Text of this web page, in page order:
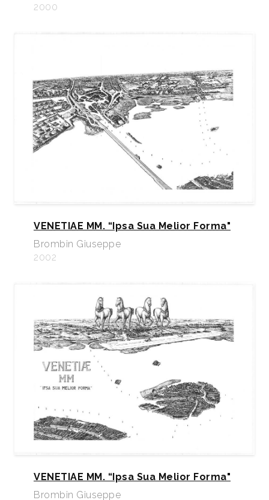
2000
VENETIAE MM. “Ipsa Sua Melior Forma"
Brombin Giuseppe
2002
VENETIAE MM. “Ipsa Sua Melior Forma"
Brombin Giuseppe